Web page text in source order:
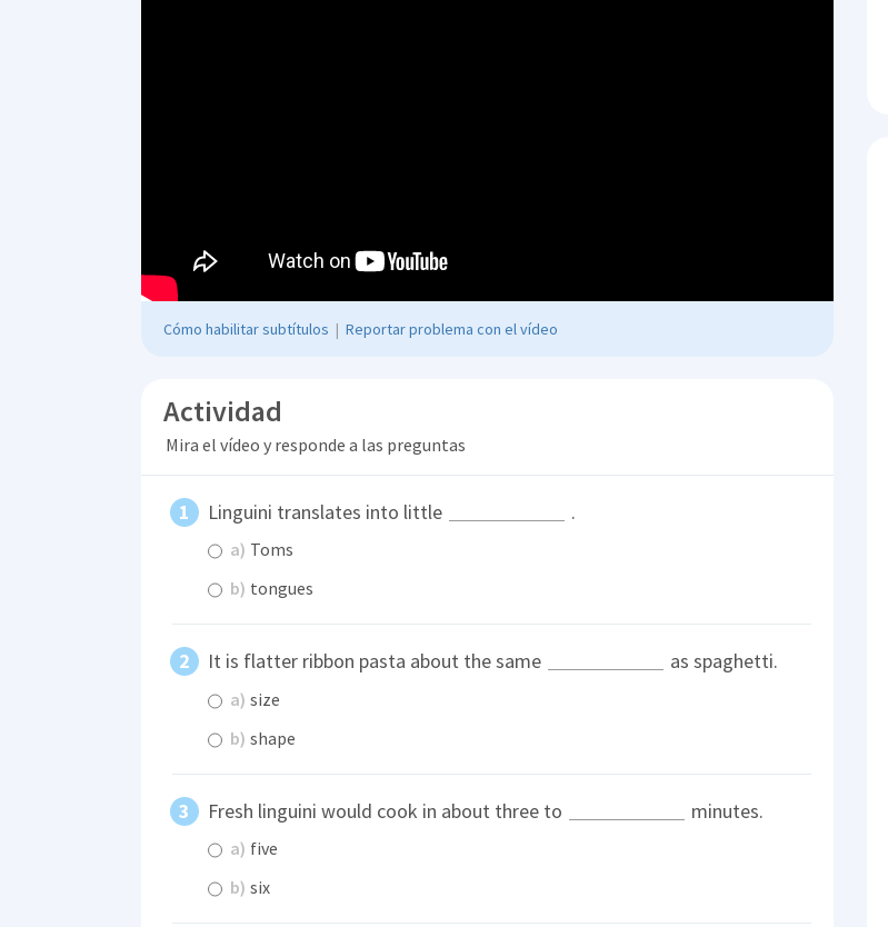
Cómo habilitar subtítulos | Reportar problema con el vídeo
Actividad
Mira el vídeo y responde a las preguntas
Linguini translates into little .
a) Toms
b) tongues
It is flatter ribbon pasta about the same as spaghetti.
a) size
b) shape
Fresh linguini would cook in about three to minutes.
a) five
b) six